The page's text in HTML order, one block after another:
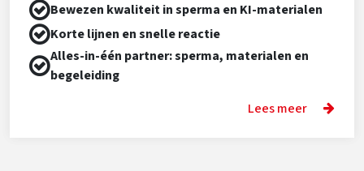
Bewezen kwaliteit in sperma en KI-materialen
Korte lijnen en snelle reactie
Alles-in-één partner: sperma, materialen en
begeleiding
Lees meer